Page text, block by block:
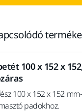
100 x 152 x
100 x 152 x 152
padokhoz.